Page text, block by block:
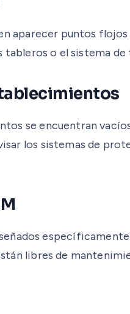
aparecer puntos
o el sistema
se encuentran
los sistemas de
libres de